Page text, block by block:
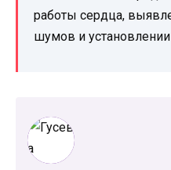
работы сердца,
шумов и установлении